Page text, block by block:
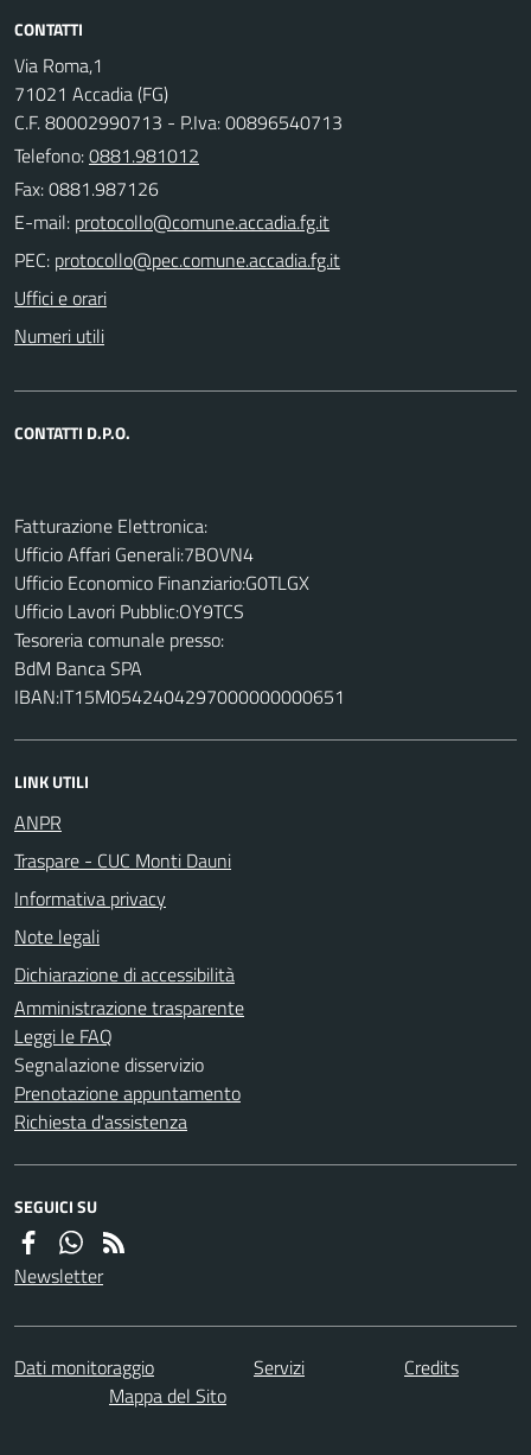
CONTATTI
Via Roma,1
71021 Accadia (FG)
C.F. 80002990713 - P.Iva: 00896540713
Telefono:0881.981012
Fax: 0881.987126
E-mail:
PEC:
Uffici e orari
Numeri utili
CONTATTI D.P.O.
Fatturazione Elettronica:
Ufficio Affari Generali:7BOVN4
Ufficio Economico Finanziario:G0TLGX
Ufficio Lavori Pubblic:OY9TCS
Tesoreria comunale presso:
BdM Banca SPA
IBAN:IT15M0542404297000000000651
LINK UTILI
ANPR
Traspare - CUC Monti Dauni
Informativa privacy
Note legali
Dichiarazione di accessibilità
Amministrazione trasparente
Leggi le FAQ
Segnalazione disservizio
Prenotazione appuntamento
Richiesta d'assistenza
SEGUICI SU
Newsletter
Dati monitoraggio Servizi
Credits
Mappa del Sito